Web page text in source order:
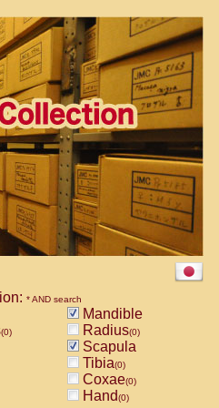
* AND search
Mandible
(0) Radius(0)
Scapula
Tibia(0)
Coxae(0)
Hand(0)